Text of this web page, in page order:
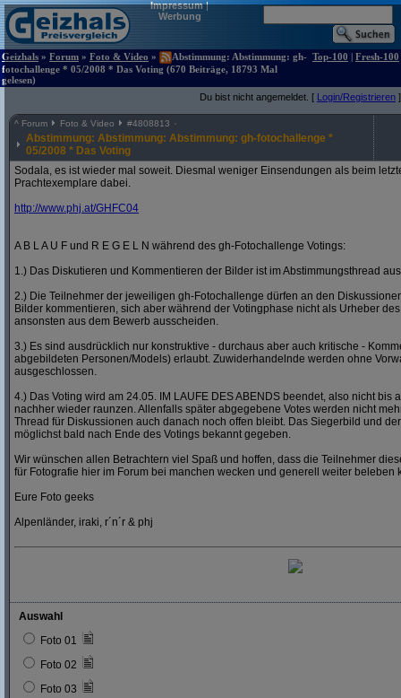
Impressum|
Werbung
Geizhals » Forum » Foto & Video »
Abstimmung: Abstimmung: gh-
fotochallenge * 05/2008 * Das Voting (670 Beiträge, 18793 Mal
gelesen)
Top-100 | Fresh-100
Du bist nicht angemeldet. [ Login/Registrieren ]
^ Forum Foto & Video #4808813
Abstimmung: Abstimmung: Abstimmung: gh-fotochallenge *
05/2008 * Das Voting
Sodala, es ist wieder mal soweit. Diesmal weniger Einsendungen als beim
Prachtexemplare dabei.
http://www.phj.at/GHFC04
A B L A U F und R E G E L N während des gh-Fotochallenge Votings:
1.) Das Diskutieren und Kommentieren der Bilder ist im Abstimmungsthread
2.) Die Teilnehmer der jeweiligen gh-Fotochallenge dürfen an den
Bilder kommentieren, sich aber während der Votingphase nicht als Urheber
ansonsten aus dem Bewerb ausscheiden.
3.) Es sind ausdrücklich nur konstruktive - durchaus aber auch kritische -
abgebildeten Personen/Models) erlaubt. Zuwiderhandelnde werden ohne
ausgeschlossen.
4.) Das Voting wird am 24.05. IM LAUFE DES ABENDS beendet, also nicht bis
nachher wieder raunzen. Allenfalls später abgegebene Votes werden nicht
Thread für Diskussionen auch danach noch offen bleibt. Das Siegerbild und
möglichst bald nach Ende des Votings bekannt gegeben.
Wir wünschen allen Betrachtern viel Spaß und hoffen, dass die Teilnehmer
für Fotografie hier im Forum bei manchen wecken und generell weiter beleben
Eure Foto geeks
Alpenländer, iraki, r´n´r & phj
Auswahl
Foto 01
Foto 02
Foto 03